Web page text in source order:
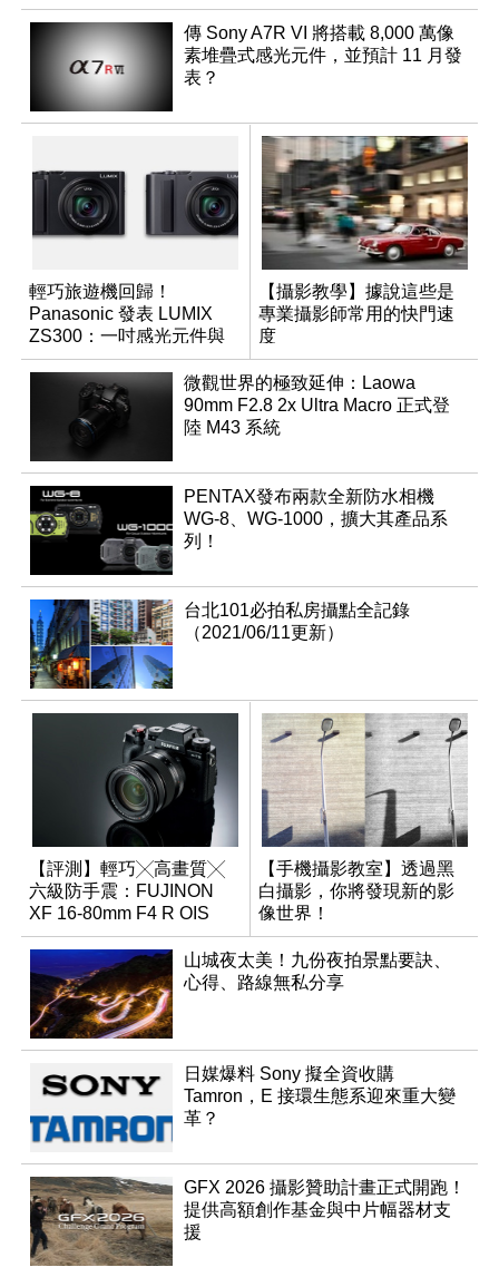
傳 Sony A7R VI 將搭載 8,000 萬像
素堆疊式感光元件，並預計 11 月發
表？
輕巧旅遊機回歸！
Panasonic 發表 LUMIX
ZS300：一吋感光元件與
15 倍光學變焦
【攝影教學】據說這些是
專業攝影師常用的快門速
度
微觀世界的極致延伸：Laowa
90mm F2.8 2x Ultra Macro 正式登
陸 M43 系統
PENTAX發布兩款全新防水相機
WG-8、WG-1000，擴大其產品系
列！
台北101必拍私房攝點全記錄
（2021/06/11更新）
【評測】輕巧╳高畫質╳
六級防手震：FUJINON
XF 16-80mm F4 R OIS
WR
【手機攝影教室】透過黑
白攝影，你將發現新的影
像世界！
山城夜太美！九份夜拍景點要訣、
心得、路線無私分享
日媒爆料 Sony 擬全資收購
Tamron，E 接環生態系迎來重大變
革？
GFX 2026 攝影贊助計畫正式開跑！
提供高額創作基金與中片幅器材支
援